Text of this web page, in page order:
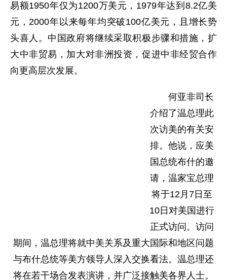
易额1950年仅为1200万美元，1979年达到8.2亿美
元，2000年以来每年均突破100亿美元，且增长势
头喜人。中国政府将继续采取积极步骤和措施，扩
大中非贸易，加大对非洲投资，促进中非经贸合作
向更高层次发展。
何亚非司长
介绍了温总理此
次访美的有关安
排。他说，应美
国总统布什的邀
请，温家宝总理
将于12月7日至
10日对美国进行
正式访问。访问
期间，温总理将就中美关系及重大国际和地区问题
与布什总统等美方领导人深入交换看法。温总理还
将在若干场合发表演讲，并广泛接触美各界人士。